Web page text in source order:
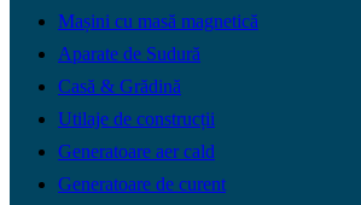
Mașini cu masă magnetică
Aparate de Sudură
Casă & Grădină
Utilaje de construcții
Generatoare aer cald
Generatoare de curent